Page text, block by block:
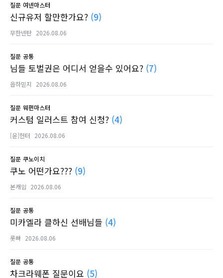
질문 여넨마스터
신규유저 할만한가요? (9)
무한넨탄 2026.08.06
질문 공통
님들 토벌권은 어디서 얻을수 있어요? (7)
옵하믿지 2026.08.06
질문 웨펀마스터
커스텀 일러스트 참여 신청? (4)
[윤]헌터 2026.08.06
질문 쿠노이치
쿠노 어떤가요??? (9)
본캐임 2026.08.06
질문 공통
미카엘라 클하신 선배님들 (4)
롯빠 2026.08.06
질문 공통
차크라웨폰 질문이요 (5)